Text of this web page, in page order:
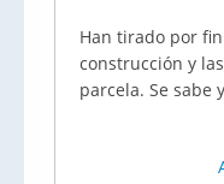
Han tirado por
construcción y
parcela. Se sabe